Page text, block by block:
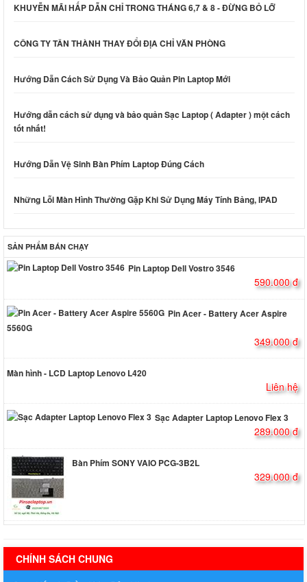
KHUYỄN MÃI HẤP DẪN CHỈ TRONG THÁNG 6,7 & 8 - ĐỪNG BỎ LỠ
CÔNG TY TÂN THÀNH THAY ĐỔI ĐỊA CHỈ VĂN PHÒNG
Hướng Dẫn Cách Sử Dụng Và Bảo Quản Pin Laptop Mới
Hướng dẫn cách sử dụng và bảo quản Sạc Laptop ( Adapter ) một cách
tốt nhất!
Hướng Dẫn Vệ Sinh Bàn Phím Laptop Đúng Cách
Những Lỗi Màn Hình Thường Gặp Khi Sử Dụng Máy Tính Bảng, IPAD
SẢN PHẨM BÁN CHẠY
Pin Laptop Dell Vostro 3546
590.000 đ
Pin Acer - Battery Acer Aspire
5560G
349.000 đ
Màn hình - LCD Laptop Lenovo L420
Liên hệ
Sạc Adapter Laptop Lenovo Flex 3
289.000 đ
Bàn Phím SONY VAIO PCG-3B2L
329.000 đ
hermes handbags outlet online
CHÍNH SÁCH CHUNG